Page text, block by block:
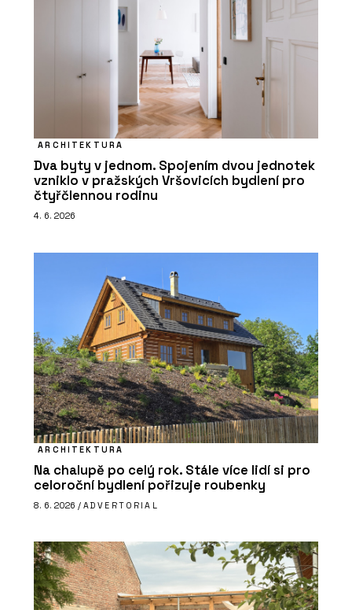
ARCHITEKTURA
Dva byty v jednom. Spojením dvou jednotek
vzniklo v pražských Vršovicích bydlení pro
čtyřčlennou rodinu
4. 6. 2026
ARCHITEKTURA
Na chalupě po celý rok. Stále více lidí si pro
celoroční bydlení pořizuje roubenky
8. 6. 2026 / ADVERTORIAL